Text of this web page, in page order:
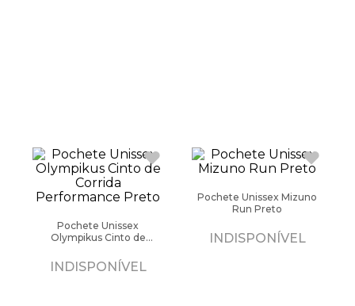
Pochete Unissex
Olympikus Cinto de
Preto
INDISPONÍVEL
Pochete Unissex Mizuno
Run Preto
INDISPONÍVEL